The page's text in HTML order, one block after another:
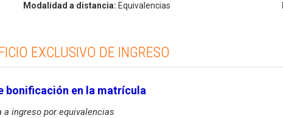
Modalidad a distancia: Equivalencias
EXCLUSIVO DE INGRESO
bonificación en la matrícula
a ingreso por equivalencias